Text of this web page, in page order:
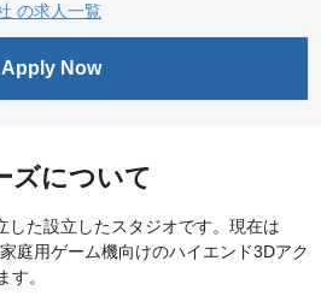
の求人一覧
Apply Now
ズについて
した設立したスタジオです。現在は
庭用ゲーム機向けのハイエンド3Dアク
す。